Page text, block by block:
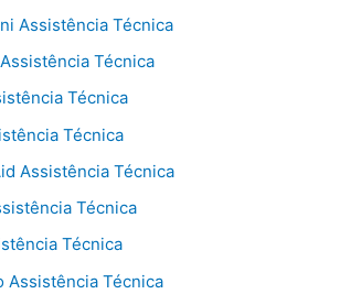
Assistência Técnica
Técnica
Técnica
Técnica
Assistência Técnica
Técnica
Técnica
Assistência Técnica